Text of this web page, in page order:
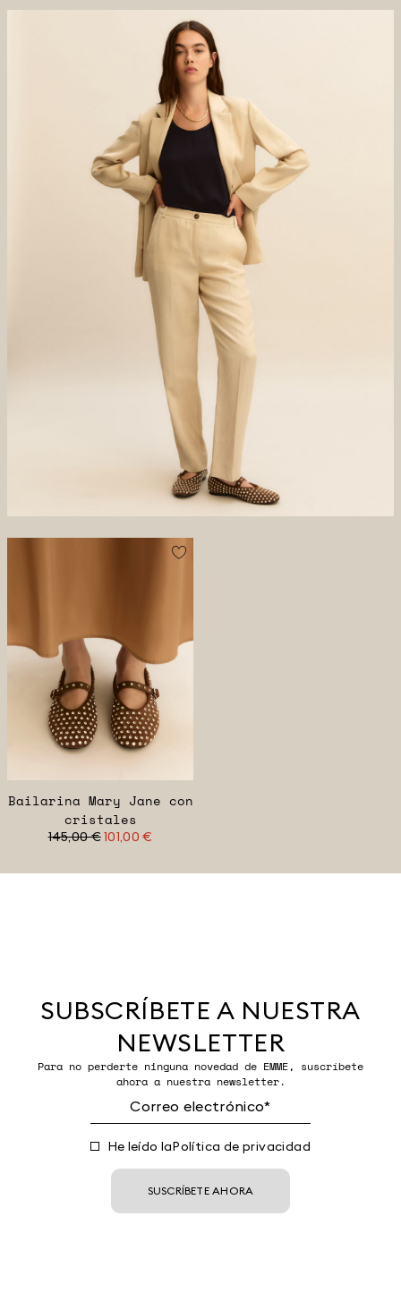
Bailarina Mary Jane con
cristales
145,00 €101,00 €
SUBSCRÍBETE A NUESTRA
NEWSLETTER
Para no perderte ninguna novedad de EMME, suscríbete
ahora a nuestra newsletter.
He leído laPolítica de privacidad
SUSCRÍBETE AHORA